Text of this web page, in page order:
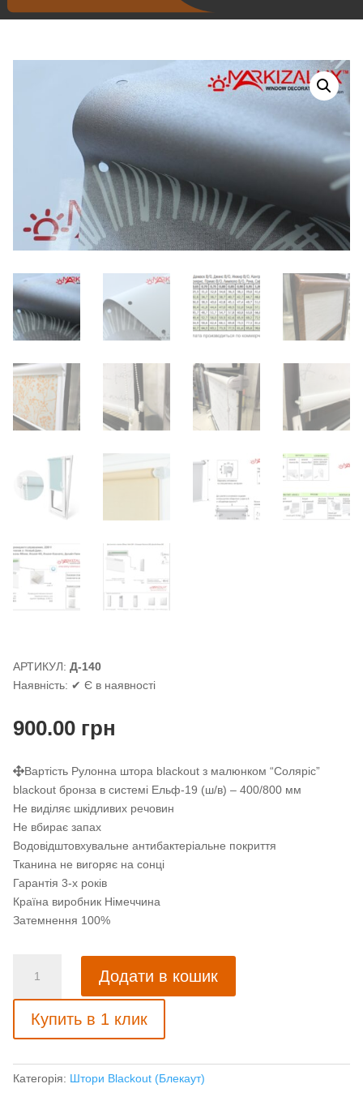
АРТИКУЛ: Д-140
Наявність: ✔ Є в наявності
900.00грн
Вартість Рулонна штора blackout з малюнком “Соляріс”
blackout бронза в системі Ельф-19 (ш/в) – 400/800 мм
Не виділяє шкідливих речовин
Не вбирає запах
Водовідштовхувальне антибактеріальне покриття
Тканина не вигоряє на сонці
Гарантія 3-х років
Країна виробник Німеччина
Затемнення 100%
штора
blackout
малюнком
blackout
Додати в кошик
Купить в 1 клик
Категорія: Штори Blackout (Блекаут)